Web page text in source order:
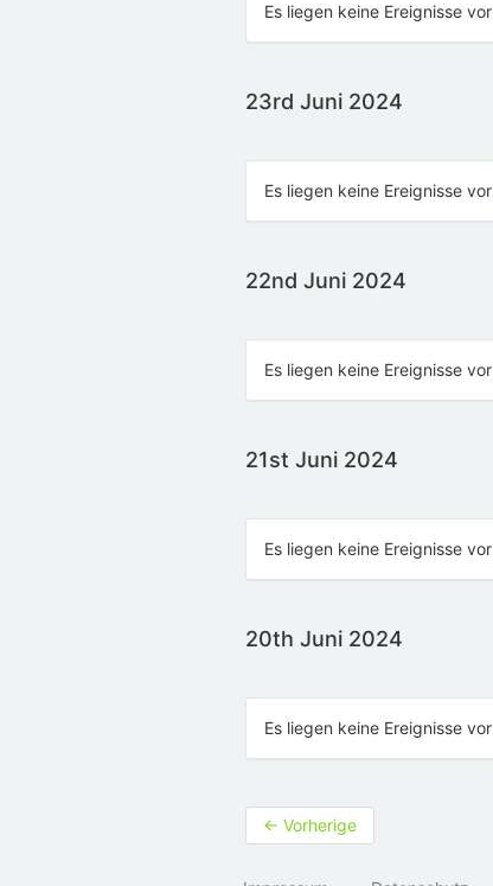
Es liegen keine Ereignisse vor
23rd Juni 2024
Es liegen keine Ereignisse vor
22nd Juni 2024
Es liegen keine Ereignisse vor
21st Juni 2024
Es liegen keine Ereignisse vor
20th Juni 2024
Es liegen keine Ereignisse vor
← Vorherige